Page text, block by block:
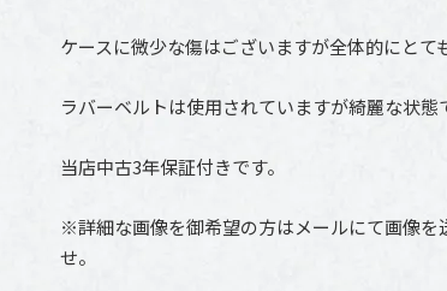
ケースに微少な傷はございますが全体的にとて
ラバーベルトは使用されていますが綺麗な状態
当店中古3年保証付きです。
※詳細な画像を御希望の方はメールにて画像を
せ。